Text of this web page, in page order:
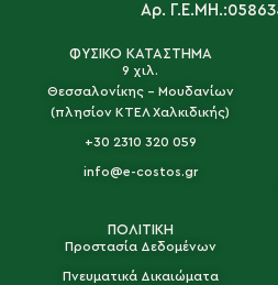
Αρ.
ΦΥΣΙΚΟ ΚΑΤΑΣΤΗΜΑ
9 χιλ.
Θεσσαλονίκης - Μουδανίων
(πλησίον ΚΤΕΛ Χαλκιδικής)
+30 2310 320 059
info@e-costos.gr
ΠΟΛΙΤΙΚΗ
Προστασία Δεδομένων
Πνευματικά Δικαιώματα